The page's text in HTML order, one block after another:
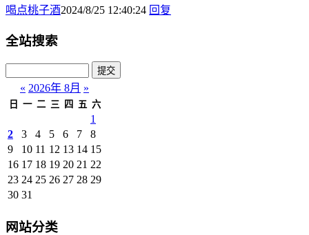
喝点桃子酒2024/8/25 12:40:24 回复
全站搜索
« 2026年 8月 »
日 一 二 三 四 五 六
1
2
3 4 5 6 7
8
9
10 11 12 13 14 15
16 17 18 19 20 21 22
23 24 25 26 27 28 29
30 31
网站分类